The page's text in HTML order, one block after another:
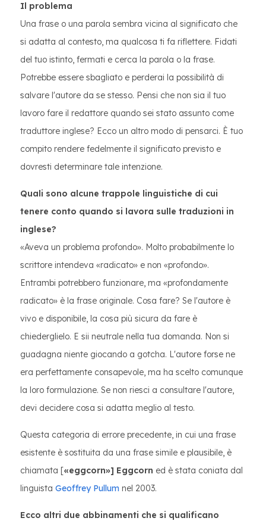
Il problema
Una frase o una parola sembra vicina al significato che
si adatta al contesto, ma qualcosa ti fa riflettere. Fidati
del tuo istinto, fermati e cerca la parola o la frase.
Potrebbe essere sbagliato e perderai la possibilità di
salvare l'autore da se stesso. Pensi che non sia il tuo
lavoro fare il redattore quando sei stato assunto come
traduttore inglese? Ecco un altro modo di pensarci. È tuo
compito rendere fedelmente il significato previsto e
dovresti determinare tale intenzione.
Quali sono alcune trappole linguistiche di cui
tenere conto quando si lavora sulle traduzioni in
inglese?
«Aveva un problema profondo». Molto probabilmente lo
scrittore intendeva «radicato» e non «profondo».
Entrambi potrebbero funzionare, ma «profondamente
radicato» è la frase originale. Cosa fare? Se l'autore è
vivo e disponibile, la cosa più sicura da fare è
chiederglielo. E sii neutrale nella tua domanda. Non si
guadagna niente giocando a gotcha. L'autore forse ne
era perfettamente consapevole, ma ha scelto comunque
la loro formulazione. Se non riesci a consultare l'autore,
devi decidere cosa si adatta meglio al testo.
Questa categoria di errore precedente, in cui una frase
esistente è sostituita da una frase simile e plausibile, è
chiamata [«eggcorn»] Eggcorn ed è stata coniata dal
linguista Geoffrey Pullum nel 2003.
Ecco altri due abbinamenti che si qualificano